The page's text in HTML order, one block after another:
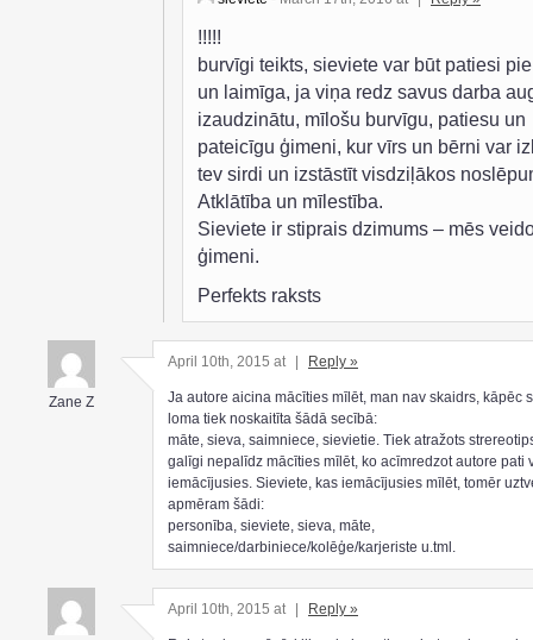
!!!!!
burvīgi teikts, sieviete var būt patiesi
un laimīga, ja viņa redz savus darba
izaudzinātu, mīlošu burvīgu, patiesu un
pateicīgu ģimeni, kur vīrs un bērni var
tev sirdi un izstāstīt visdziļākos
Atklātība un mīlestība.
Sieviete ir stiprais dzimums – mēs
ģimeni.
Perfekts raksts
Zane Z
April 10th, 2015 at | Reply »
Ja autore aicina mācīties mīlēt, man nav skaidrs, kāpēc
loma tiek noskaitīta šādā secībā:
māte, sieva, saimniece, sievietie. Tiek atražots
galīgi nepalīdz mācīties mīlēt, ko acīmredzot autore pati
iemācījusies. Sieviete, kas iemācījusies mīlēt, tomēr
apmēram šādi:
personība, sieviete, sieva, māte,
saimniece/darbiniece/kolēģe/karjeriste u.tml.
April 10th, 2015 at Reply »